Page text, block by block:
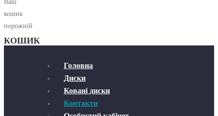
Ваш
кошик
порожній
КОШИК
Головна
Диски
Ковані диски
Контакти